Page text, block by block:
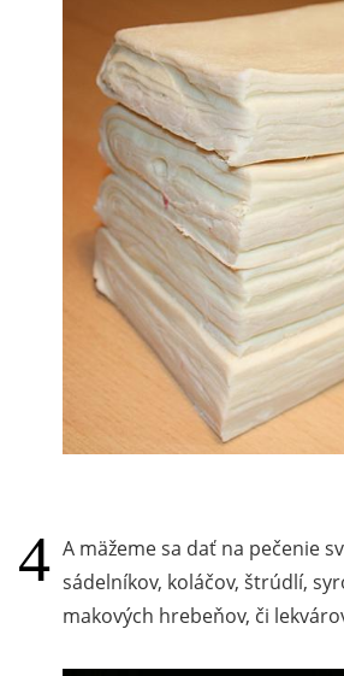
A mäžeme sa dať na pečenie
sádelníkov, koláčov, štrúdlí,
makových hrebeňov, či